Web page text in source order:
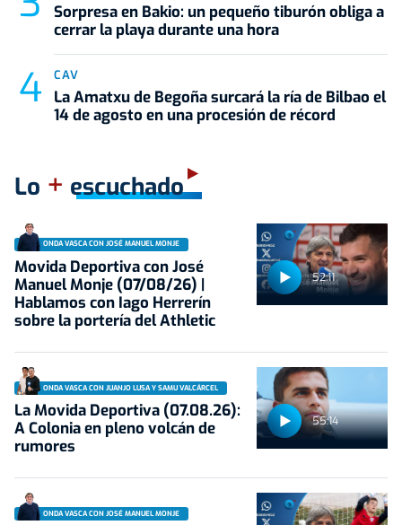
Sorpresa en Bakio: un pequeño tiburón obliga a
cerrar la playa durante una hora
CAV
La Amatxu de Begoña surcará la ría de Bilbao el
14 de agosto en una procesión de récord
Lo + escuchado
52:11
ONDA VASCA CON JOSÉ MANUEL MONJE
Movida Deportiva con José
Manuel Monje (07/08/26) |
Hablamos con Iago Herrerín
sobre la portería del Athletic
55:14
ONDA VASCA CON JUANJO LUSA Y SAMU VALCÁRCEL
La Movida Deportiva (07.08.26):
A Colonia en pleno volcán de
rumores
ONDA VASCA CON JOSÉ MANUEL MONJE